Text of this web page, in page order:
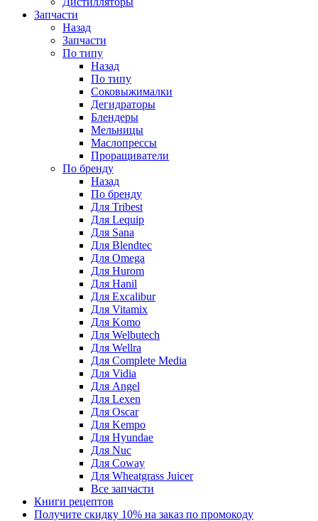
Запчасти
Назад
Запчасти
По типу
Назад
По типу
Соковыжималки
Дегидраторы
Блендеры
Мельницы
Маслопрессы
Проращиватели
По бренду
Назад
По бренду
Для Tribest
Для Lequip
Для Sana
Для Blendtec
Для Omega
Для Hurom
Для Hanil
Для Excalibur
Для Vitamix
Для Komo
Для Welbutech
Для Wellra
Для Complete Media
Для Vidia
Для Angel
Для Lexen
Для Oscar
Для Kempo
Для Hyundae
Для Nuc
Для Coway
Для Wheatgrass Juicer
Все запчасти
Книги рецептов
Получите скидку 10% на заказ по промокоду